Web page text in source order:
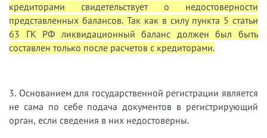
кредиторами свидетельствует о недостоверности
представленных балансов. Так как в силу пункта 5 статьи
63 ГК РФ ликвидационный баланс должен был быть
составлен только после расчетов с кредиторами.
3. Основанием для государственной регистрации является
не сама по себе подача документов в регистрирующий
орган, если сведения в них недостоверны.